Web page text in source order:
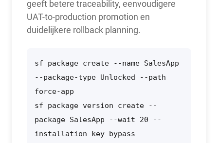
geeft betere traceability, eenvoudigere
UAT-to-production promotion en
duidelijkere rollback planning.
sf package create --name SalesApp
--package-type Unlocked --path
force-app
sf package version create --
package SalesApp --wait 20 --
installation-key-bypass